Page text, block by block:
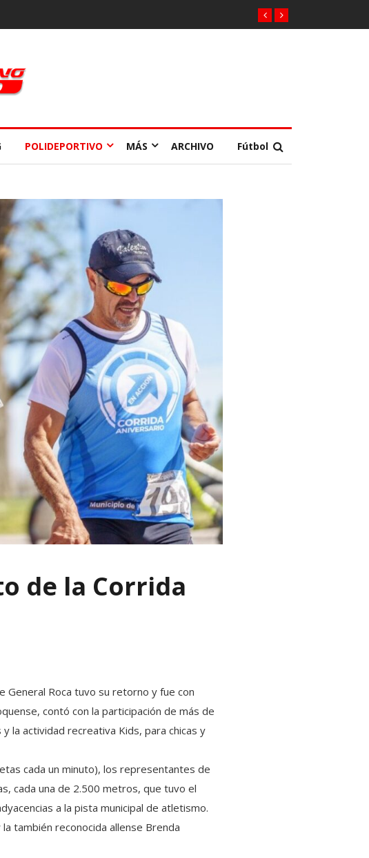
POLIDEPORTIVO MÁS ARCHIVO Fútbol
de la Corrida
General Roca tuvo su retorno y fue con
contó con la participación de más de
la actividad recreativa Kids, para chicas y
cada un minuto), los representantes de
cada una de 2.500 metros, que tuvo el
a la pista municipal de atletismo.
también reconocida allense Brenda